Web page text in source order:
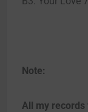
Note:
All my records